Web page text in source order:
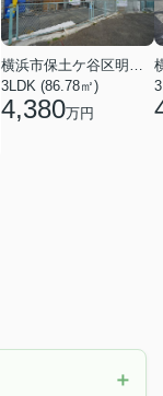
横浜市保土ケ谷区明神台
3LDK (86.78㎡)
4,380万円